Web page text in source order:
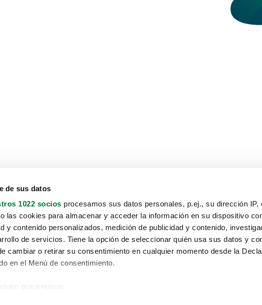
de sus datos
1022 socios procesamos sus datos personales, p.ej., su dirección IP,
las cookies para almacenar y acceder la información en su dispositivo
y contenido personalizados, medición de publicidad y contenido,
de servicios. Tiene la opción de seleccionar quién usa sus datos y
cambiar o retirar su consentimiento en cualquier momento desde la
en el Menú de consentimiento.
quisiéramos: